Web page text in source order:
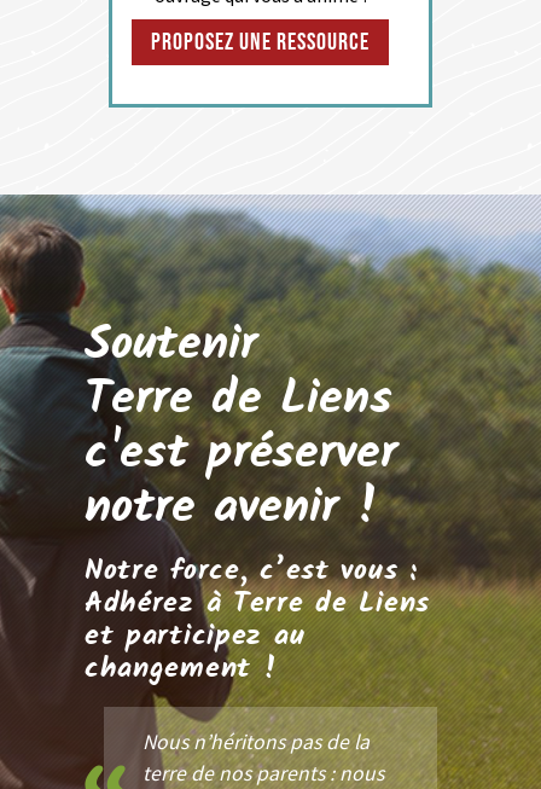
Proposez une ressource
Soutenir
Terre de Liens
c'est préserver
notre avenir !
Notre force, c’est vous :
Adhérez à Terre de Liens
et participez au
changement !
Nous n’héritons pas de la
terre de nos parents : nous